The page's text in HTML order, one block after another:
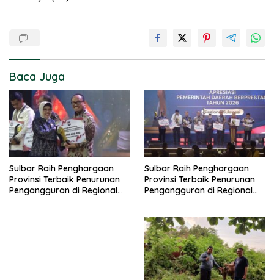
Baca Juga
Sulbar Raih Penghargaan
Provinsi Terbaik Penurunan
Pengangguran di Regional
Sulbar Raih Penghargaan
Provinsi Terbaik Penurunan
Pengangguran di Regional